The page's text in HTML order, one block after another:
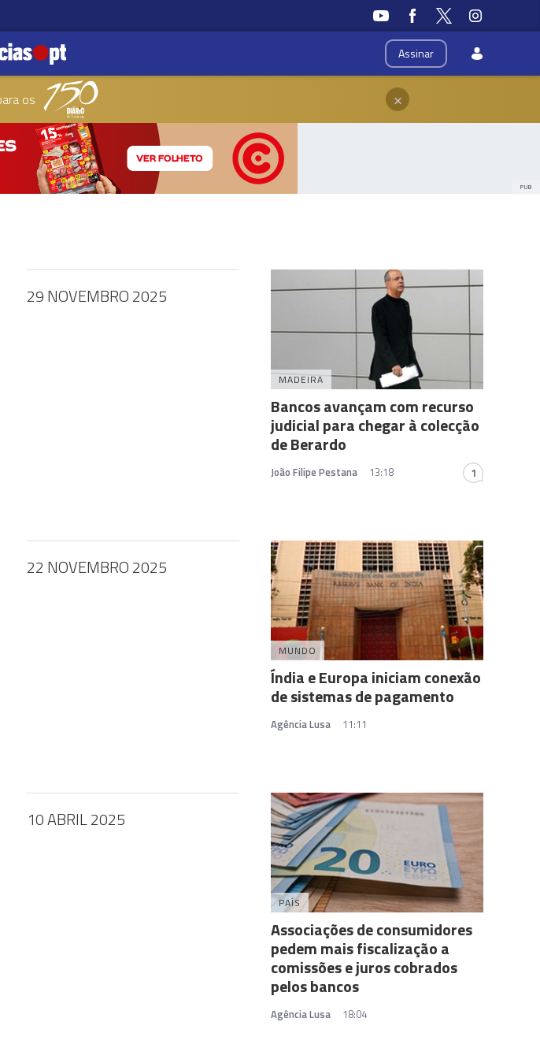
Assinar
os ×
PUB
29 NOVEMBRO 2025
MADEIRA
Bancos avançam com recurso
judicial para chegar à colecção
de Berardo
João Filipe Pestana 13:18 1
22 NOVEMBRO 2025
MUNDO
Índia e Europa iniciam conexão
de sistemas de pagamento
Agência Lusa 11:11
10 ABRIL 2025
PAÍS
Associações de consumidores
pedem mais fiscalização a
comissões e juros cobrados
pelos bancos
Agência Lusa 18:04